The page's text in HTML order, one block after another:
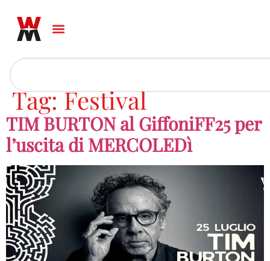
Tag:Festival
TIM BURTON al GiffoniFF25 per
l’uscita di MERCOLEDì